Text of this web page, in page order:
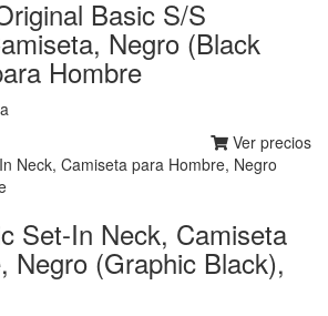
Basic S/S
Negro (Black
Hombre
Ver precios
Set-In Neck, Camiseta
Negro (Graphic Black),